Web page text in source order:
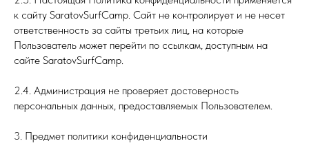
к сайту SaratovSurfCamp. Сайт не контролирует и не несет
ответственность за сайты третьих лиц, на которые
Пользователь может перейти по ссылкам, доступным на
сайте SaratovSurfCamp.
2.4. Администрация не проверяет достоверность
персональных данных, предоставляемых Пользователем.
3. Предмет политики конфиденциальности